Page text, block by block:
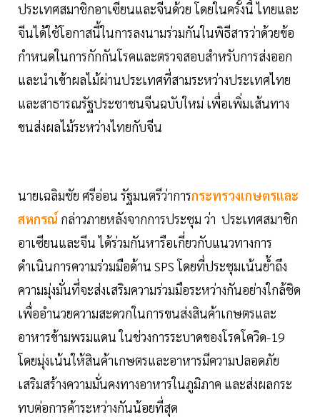
ประเทศสมาชิกอาเซียนและจีนด้วย โดยในครั้งนี้ ไทยและ
จีนได้ใช้โอกาสนี้ในการลงนามร่วมกันในพิธีสารว่าด้วยข้อ
กำหนดในการกักกันโรคและตรวจสอบสำหรับการส่งออก
และนำเข้าผลไม้ผ่านประเทศที่สามระหว่างประเทศไทย
และสาธารณรัฐประชาชนจีนฉบับใหม่ เพื่อเพิ่มเส้นทาง
ขนส่งผลไม้ระหว่างไทยกับจีน
นายเฉลิมชัย ศรีอ่อน รัฐมนตรีว่าการกระทรวงเกษตรและ
สหกรณ์ กล่าวภายหลังจากการประชุม ว่า ประเทศสมาชิก
อาเซียนและจีน ได้ร่วมกันหารือเกี่ยวกับแนวทางการ
ดำเนินการความร่วมมือด้าน SPS โดยที่ประชุมเน้นย้ำถึง
ความมุ่งมั่นที่จะส่งเสริมความร่วมมือระหว่างกันอย่างใกล้ชิด
เพื่ออำนวยความสะดวกในการขนส่งสินค้าเกษตรและ
อาหารข้ามพรมแดน ในช่วงการระบาดของโรคโควิด-19
โดยมุ่งเน้นให้สินค้าเกษตรและอาหารมีความปลอดภัย
เสริมสร้างความมั่นคงทางอาหารในภูมิภาค และส่งผลกระ
ทบต่อการค้าระหว่างกันน้อยที่สุด